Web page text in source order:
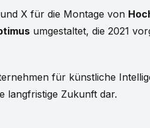
X für die Montage von
umgestaltet, die 2021
für künstliche
langfristige Zukunft dar.